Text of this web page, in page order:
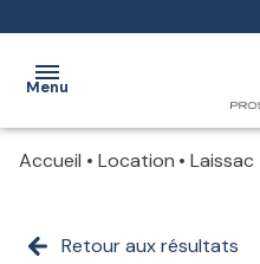
Menu
ACHETER
Accueil Location Laissac
Retour aux résultats